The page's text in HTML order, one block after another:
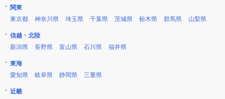
関東
東京都
神奈川県 埼玉県 千葉県 茨城県 栃木県 群馬県 山梨県
信越・北陸
新潟県
長野県 富山県 石川県 福井県
東海
愛知県
岐阜県 静岡県 三重県
近畿